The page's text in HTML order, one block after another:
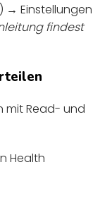
→ Einstellungen
findest
mit Read- und
Health